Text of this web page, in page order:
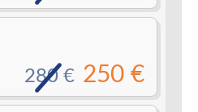
250 €
280 €